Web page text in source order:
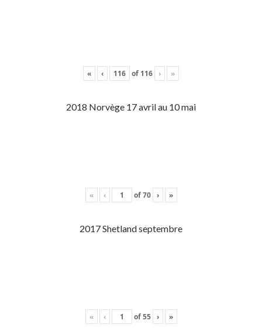
« ‹ of 116 › »
2018 Norvège 17 avril au 10 mai
« ‹ of70 › »
2017 Shetland septembre
« ‹ of55 › »